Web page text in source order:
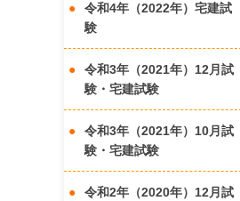
令和4年（2022年）宅建試
験
令和3年（2021年）12月試
験・宅建試験
令和3年（2021年）10月試
験・宅建試験
令和2年（2020年）12月試